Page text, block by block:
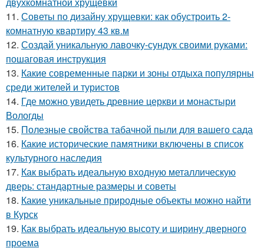
11. Советы по дизайну хрущевки: как обустроить 2-
комнатную квартиру 43 кв.м
12. Создай уникальную лавочку-сундук своими руками:
пошаговая инструкция
13. Какие современные парки и зоны отдыха популярны
среди жителей и туристов
14. Где можно увидеть древние церкви и монастыри
Вологды
15. Полезные свойства табачной пыли для вашего сада
16. Какие исторические памятники включены в список
культурного наследия
17. Как выбрать идеальную входную металлическую
дверь: стандартные размеры и советы
18. Какие уникальные природные объекты можно найти
в Курск
19. Как выбрать идеальную высоту и ширину дверного
проема